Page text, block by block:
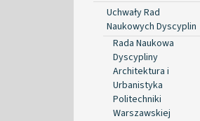
Uchwały Rad
Naukowych Dyscyplin
Rada Naukowa
Dyscypliny
Architektura i
Urbanistyka
Politechniki
Warszawskiej